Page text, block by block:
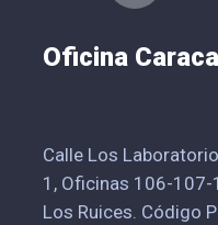
Oficina
Calle Los
1, Oficinas 106-107-
Los Ruices. Código